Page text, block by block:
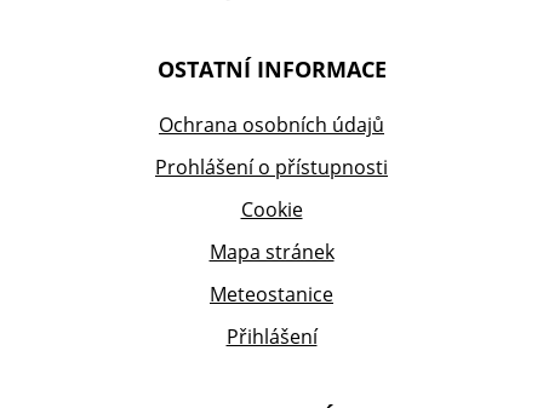
OSTATNÍ INFORMACE
Ochrana osobních údajů
Prohlášení o přístupnosti
Cookie
Mapa stránek
Meteostanice
Přihlášení